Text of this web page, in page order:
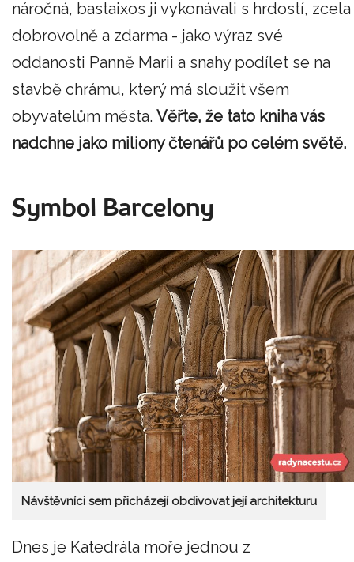
náročná, bastaixos ji vykonávali s hrdostí, zcela
dobrovolně a zdarma - jako výraz své
oddanosti Panně Marii a snahy podílet se na
stavbě chrámu, který má sloužit všem
obyvatelům města. Věřte, že tato kniha vás
nadchne jako miliony čtenářů po celém světě.
Symbol Barcelony
Návštěvníci sem přicházejí obdivovat její architekturu
Dnes je Katedrála moře jednou z